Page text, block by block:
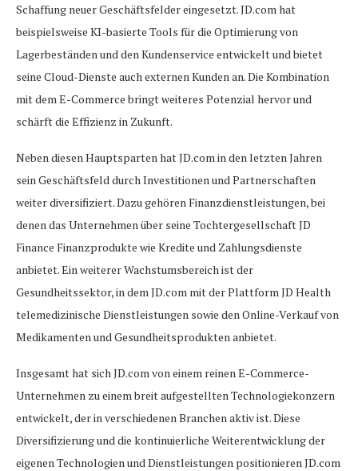
Schaffung neuer Geschäftsfelder eingesetzt. JD.com hat
beispielsweise KI-basierte Tools für die Optimierung von
Lagerbeständen und den Kundenservice entwickelt und bietet
seine Cloud-Dienste auch externen Kunden an. Die Kombination
mit dem E-Commerce bringt weiteres Potenzial hervor und
schärft die Effizienz in Zukunft.
Neben diesen Hauptsparten hat JD.com in den letzten Jahren
sein Geschäftsfeld durch Investitionen und Partnerschaften
weiter diversifiziert. Dazu gehören Finanzdienstleistungen, bei
denen das Unternehmen über seine Tochtergesellschaft JD
Finance Finanzprodukte wie Kredite und Zahlungsdienste
anbietet. Ein weiterer Wachstumsbereich ist der
Gesundheitssektor, in dem JD.com mit der Plattform JD Health
telemedizinische Dienstleistungen sowie den Online-Verkauf von
Medikamenten und Gesundheitsprodukten anbietet.
Insgesamt hat sich JD.com von einem reinen E-Commerce-
Unternehmen zu einem breit aufgestellten Technologiekonzern
entwickelt, der in verschiedenen Branchen aktiv ist. Diese
Diversifizierung und die kontinuierliche Weiterentwicklung der
eigenen Technologien und Dienstleistungen positionieren JD.com